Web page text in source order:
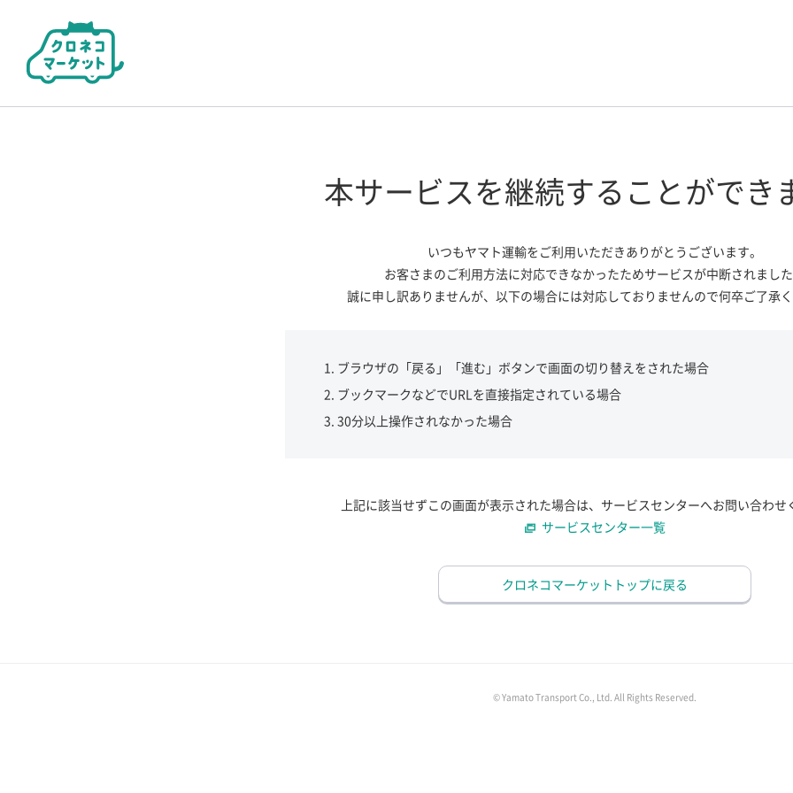
本サービスを継続する ことができ
いつもヤマト運輸をご利用いただきありがとうございます。
お客さまのご利用方法に対応できなかったためサービスが中断されました
誠に申し訳ありませんが、 以下の場合には対応しておりませんので何卒ご了承く
ブラウザの「戻る」「進む」ボタンで画面の切り替えをされた場合
ブックマークなどでURLを直接指定されている場合
30分以上操作されなかった場合
上記に該当せずこの画面が表示された場合は、サービスセンターへお問い合わせ
サービスセンター一覧
クロネコマーケットトップに戻る
© Yamato Transport Co., Ltd. All Rights Reserved.